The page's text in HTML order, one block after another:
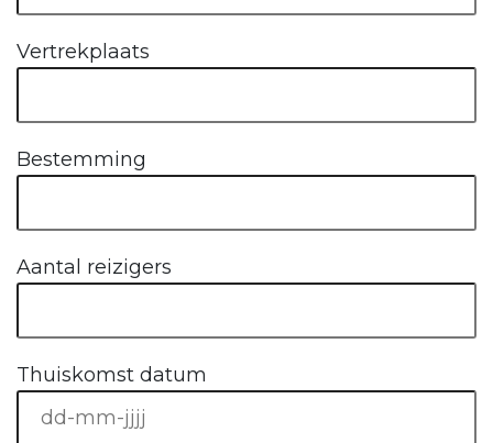
Vertrekplaats
Bestemming
Aantal reizigers
Thuiskomst datum